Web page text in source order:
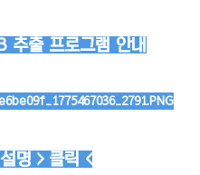
추출 프로그램 안내
명 > 클릭 <